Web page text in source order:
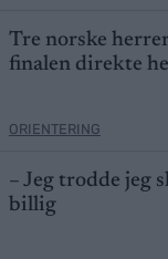
Tre norske
finalen direkte
ORIENTERING
– Jeg trodde jeg
billig